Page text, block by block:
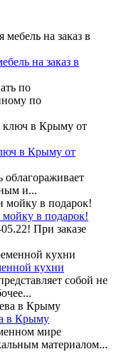
на заказ в
по
по
в Крыму от
облагораживает
и...
в подарок!
При заказе
кухни
собой не
в Крыму
мире
материалом...